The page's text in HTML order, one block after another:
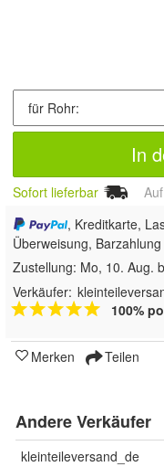
In
Sofort lieferbar
, Kreditkarte,
Überweisung,
Zustellung: Mo, 10. Aug.
Verkäufer:
100%
Merken Teilen
Andere Verkäufer
kleinteileversand_de